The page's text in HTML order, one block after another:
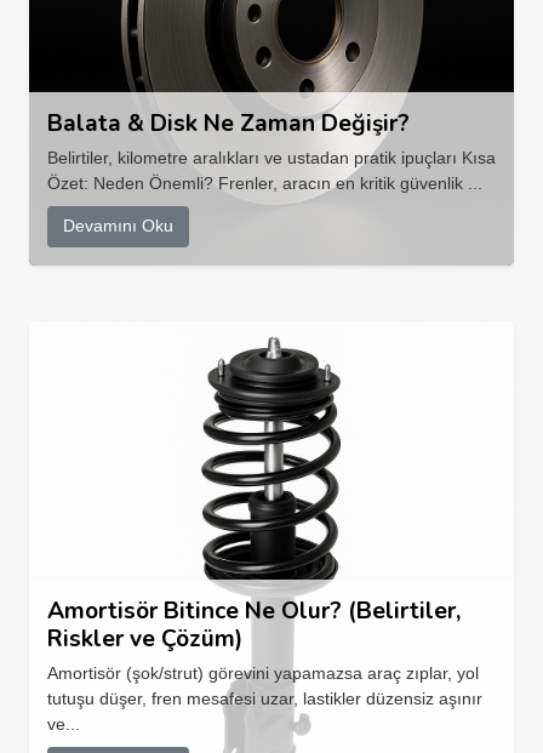
Balata & Disk Ne Zaman Değişir?
Belirtiler, kilometre aralıkları ve ustadan pratik ipuçları Kısa
Özet: Neden Önemli? Frenler, aracın en kritik güvenlik ...
Devamını Oku
Amortisör Bitince Ne Olur? (Belirtiler,
Riskler ve Çözüm)
Amortisör (şok/strut) görevini yapamazsa araç zıplar, yol
tutuşu düşer, fren mesafesi uzar, lastikler düzensiz aşınır
ve...